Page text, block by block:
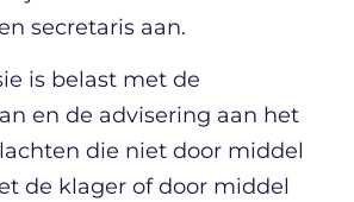
secretaris aan.
is belast met de
en de advisering aan het
die niet door middel
de klager of door middel